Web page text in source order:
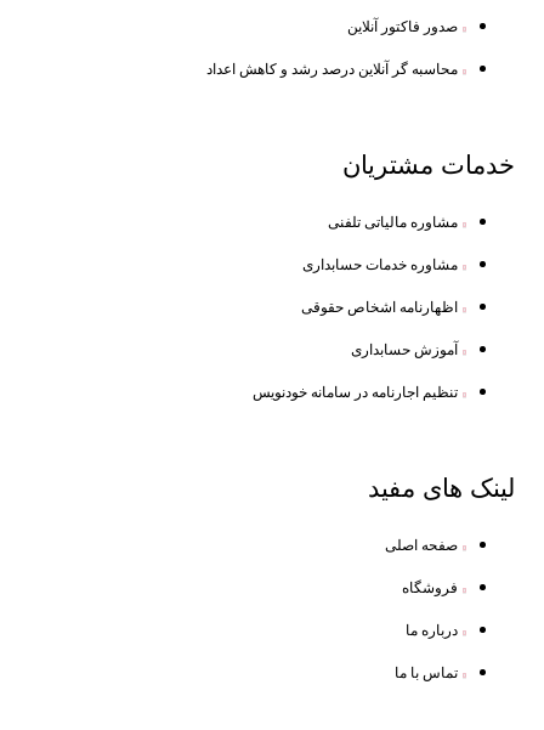
صدور فاکتور آنلاین
محاسبه گر آنلاین درصد رشد و کاهش اعداد
خدمات مشتریان
مشاوره مالیاتی تلفنی
مشاوره خدمات حسابداری
اظهارنامه اشخاص حقوقی
آموزش حسابداری
تنظیم اجارنامه در سامانه خودنویس
لینک های مفید
صفحه اصلی
فروشگاه
درباره ما
تماس با ما